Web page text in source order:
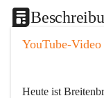
YouTube-Video
Heute ist